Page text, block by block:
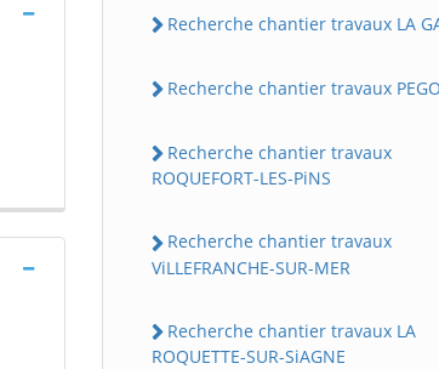
Recherche chantier travaux LA
Recherche chantier travaux
Recherche chantier travaux
ROQUEFORT-LES-PiNS
Recherche chantier travaux
ViLLEFRANCHE-SUR-MER
Recherche chantier travaux LA
ROQUETTE-SUR-SiAGNE